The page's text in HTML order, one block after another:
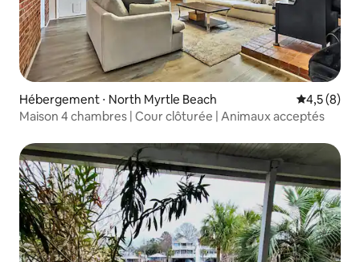
Hébergement ⋅ North Myrtle Beach Évaluation
4,5 (8)
Maison 4 chambres | Cour clôturée | Animaux acceptés